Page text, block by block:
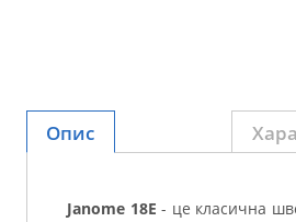
Опис
Janome 18Е - це класична